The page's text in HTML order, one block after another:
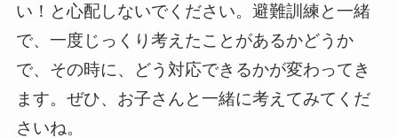
い！と心配しないでください。避難訓練と一緒
で、一度じっくり考えたことがあるかどうか
で、その時に、どう対応できるかが変わってき
ます。ぜひ、お子さんと一緒に考えてみてくだ
さいね。